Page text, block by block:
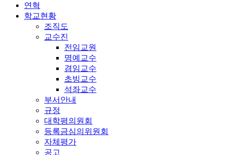
연혁
학교현황
조직도
교수진
전임교원
명예교수
겸임교수
초빙교수
석좌교수
부서안내
규정
대학평의원회
등록금심의위원회
자체평가
공고